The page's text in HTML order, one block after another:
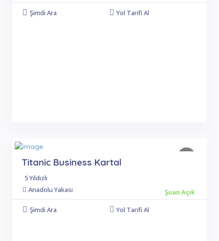
Şimdi Ara
Yol Tarifi Al
Titanic Business Kartal
5 Yıldızlı
Anadolu Yakası
Şuan Açık
Şimdi Ara
Yol Tarifi Al